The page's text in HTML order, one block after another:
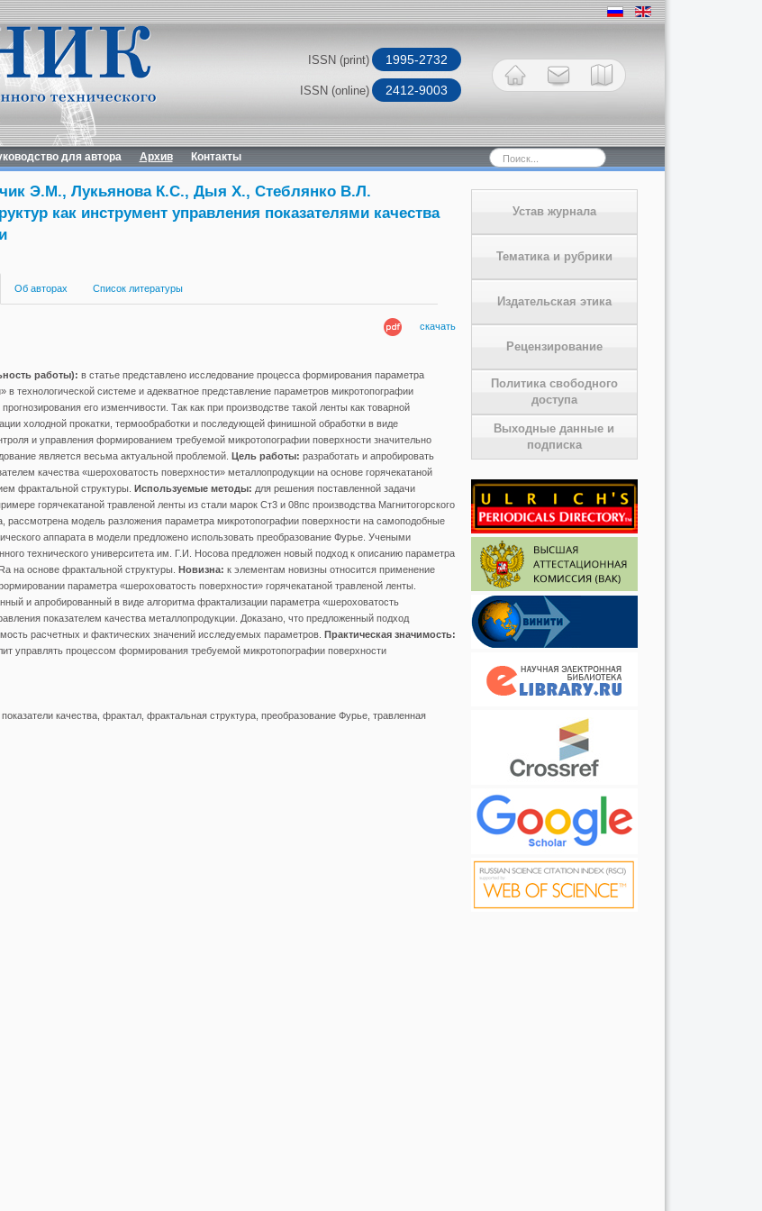
ISSN (print) 1995-2732
ISSN (online) 2412-9003
для автора Архив Контакты Искать...
Устав журнала
Тематика и рубрики
Издательская этика
Рецензирование
Политика свободного
доступа
Выходные данные и
подписка
Э.М., Лукьянова К.С., Дыя Х., Стеблянко В.Л.
как инструмент управления показателями качества
Об авторах Список литературы
скачать
работы): в статье представлено исследование процесса формирования параметра
в технологической системе и адекватное представление параметров микротопографии
его изменчивости. Так как при производстве такой ленты как товарной
холодной прокатки, термообработки и последующей финишной обработки в виде
и управления формированием требуемой микротопографии поверхности значительно
является весьма актуальной проблемой. Цель работы: разработать и апробировать
качества «шероховатость поверхности» металлопродукции на основе горячекатаной
фрактальной структуры. Используемые методы: для решения поставленной задачи
горячекатаной травленой ленты из стали марок Ст3 и 08пс производства Магнитогорского
рассмотрена модель разложения параметра микротопографии поверхности на самоподобные
аппарата в модели предложено использовать преобразование Фурье. Учеными
технического университета им. Г.И. Носова предложен новый подход к описанию параметра
на основе фрактальной структуры. Новизна: к элементам новизны относится применение
параметра «шероховатость поверхности» горячекатаной травленой ленты.
и апробированный в виде алгоритма фрактализации параметра «шероховатость
показателем качества металлопродукции. Доказано, что предложенный подход
расчетных и фактических значений исследуемых параметров. Практическая значимость:
управлять процессом формирования требуемой микротопографии поверхности
качества, фрактал, фрактальная структура, преобразование Фурье, травленная